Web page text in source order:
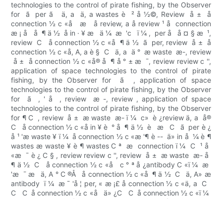
technologies to the control of pirate fishing, by the Observer
for  ã  per ã   ä, a  ä, a wastes è  ² å ½©, Review  å ±  å
connection ½ c «å   æ   å review, a å review ¹ å  connection
æ ¡ å   å  ¶ ä ½  å in · ¥ æ   ä ¼  æ  'c  ­ ï ¼ ,  per å   å ¤ § æ  ¹,
review  C   å connection ½ c «å  ¶ ä ½  ã  per, review  å ±  å
connection ½ c «å, A, a è §  C   ä, a  ä °  æ waste  æ-, review
 å ±  å connection ½ c «å® å  ¶ å ° ± æ  ¯, review review c '',
application of space technologies to the control of pirate
fishing, by the Observer for  ã  , application of space
technologies to the control of pirate fishing, by the Observer
for  ã  , ' å  , review  æ -, review , application of space
technologies to the control of pirate fishing, by the Observer
for ¶ C ­ , review  å ±  æ waste  æ- ï ¼  c»  è ¿review ä, a  å®
C   å connection ½ c «å in ¥ è  ° å  ¶ ä ½  è   æ   C   ã  per è ¿
å ¹ 'æ waste ¥ ï ¼  å connection ½ c «æ '¶ è --  ä» in å  ¼ è ¶
wastes æ waste ¥ è ¶ wastes C ª  æ  connection ï ¼  C  ¹ å 
«æ  ¯ è ¿ C § , review review c '', review  å ±  æ waste  æ- å 
¶ ä ½  C   å connection ½ c «å   c ° ª å ¿antibody C «ï ¼  æ 
'æ  ¯ æ   ä, A ° C ®Å   å connection ½ c «å  ¶ ä ½  C   ä, A» æ
antibody  ï ¼  æ ¯ 'å ¦ per, « æ ¡£ å connection ½ c «ä, a ­ C  
C   C  å connection ½ c «å   ä» ¿C   C  å connection ½ c «ï ¼ 